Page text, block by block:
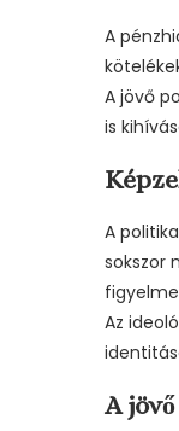
A
A jövő
is
A
sokszor
Az
A